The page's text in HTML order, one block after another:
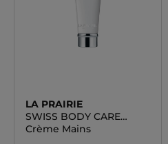
LA PRAIRIE
SWISS BODY CARE
CELLULAR HAND CREAM
Crème Mains